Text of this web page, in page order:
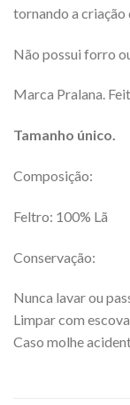
tornando a criação
Não possui forro
Marca Pralana.
Tamanho único.
Composição:
Feltro: 100% Lã
Conservação:
Nunca lavar ou
Limpar com
Caso molhe